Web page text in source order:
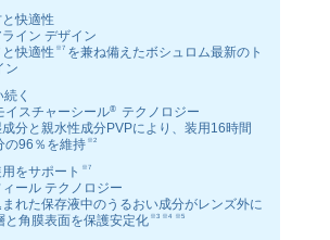
快適性
イン デザイン
と快適性 ※7 を兼ね備えたボシュロム最新のト
ン
く
イスチャーシール® テクノロジー
分と親水性成分PVPにより、装用16時間
の96％を維持 ※2
をサポート ※7
ール テクノロジー
れた保存液中のうるおい成分がレンズ外に
と角膜表面を保護安定化 ※3 ※4 ※5